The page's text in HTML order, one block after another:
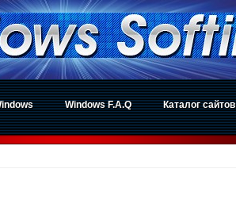
Windows F.A.Q Каталог сайтов